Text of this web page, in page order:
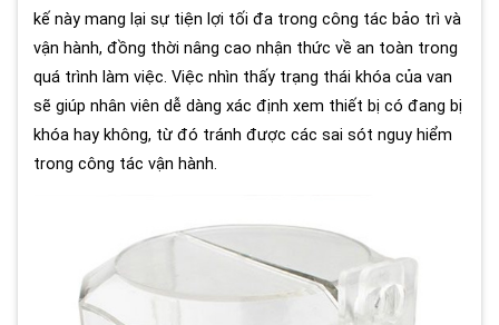
kế này mang lại sự tiện lợi tối đa trong công tác bảo trì và
vận hành, đồng thời nâng cao nhận thức về an toàn trong
quá trình làm việc. Việc nhìn thấy trạng thái khóa của van
sẽ giúp nhân viên dễ dàng xác định xem thiết bị có đang bị
khóa hay không, từ đó tránh được các sai sót nguy hiểm
trong công tác vận hành.